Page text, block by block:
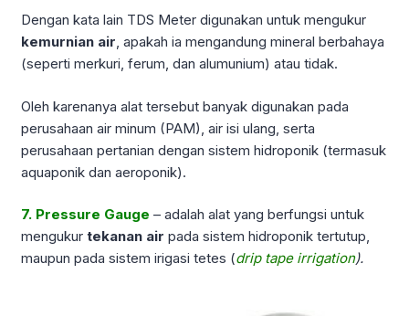
Dengan kata lain TDS Meter digunakan untuk mengukur
kemurnian air, apakah ia mengandung mineral berbahaya
(seperti merkuri, ferum, dan alumunium) atau tidak.
Oleh karenanya alat tersebut banyak digunakan pada
perusahaan air minum (PAM), air isi ulang, serta
perusahaan pertanian dengan sistem hidroponik (termasuk
aquaponik dan aeroponik).
7. Pressure Gauge – adalah alat yang berfungsi untuk
mengukur tekanan air pada sistem hidroponik tertutup,
maupun pada sistem irigasi tetes (drip tape irrigation).